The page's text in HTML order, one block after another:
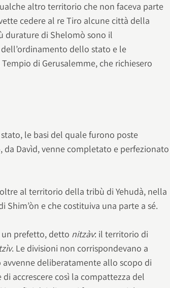
altro territorio che non faceva parte
cedere al re Tiro alcune città della
durature di Shelomò sono il
dello stato e le
di Gerusalemme, che richiesero
le basi del quale furono poste
Davìd, venne completato e perfezionato
al territorio della tribù di Yehudà, nella
e che costituiva una parte a sé.
prefetto, detto nitzàv: il territorio di
. Le divisioni non corrispondevano a
deliberatamente allo scopo di
accrescere così la compattezza del